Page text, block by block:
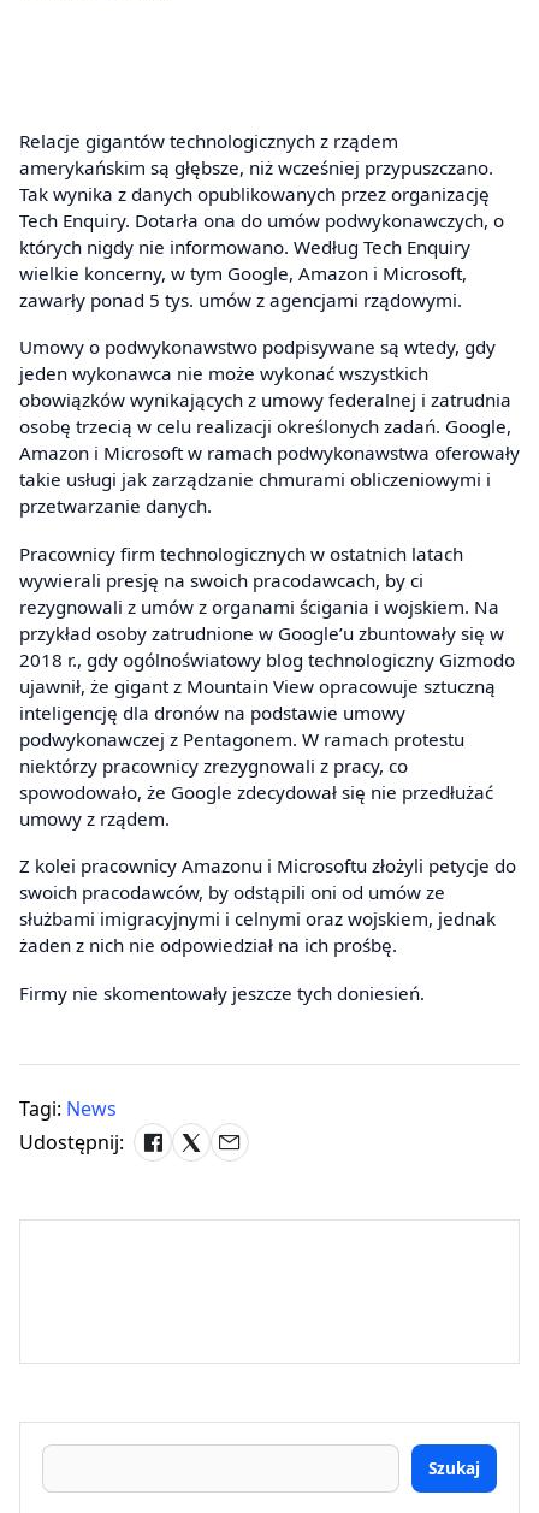
Relacje gigantów technologicznych z rządem
amerykańskim są głębsze, niż wcześniej przypuszczano.
Tak wynika z danych opublikowanych przez organizację
Tech Enquiry. Dotarła ona do umów podwykonawczych, o
których nigdy nie informowano. Według Tech Enquiry
wielkie koncerny, w tym Google, Amazon i Microsoft,
zawarły ponad 5 tys. umów z agencjami rządowymi.
Umowy o podwykonawstwo podpisywane są wtedy, gdy
jeden wykonawca nie może wykonać wszystkich
obowiązków wynikających z umowy federalnej i zatrudnia
osobę trzecią w celu realizacji określonych zadań. Google,
Amazon i Microsoft w ramach podwykonawstwa oferowały
takie usługi jak zarządzanie chmurami obliczeniowymi i
przetwarzanie danych.
Pracownicy firm technologicznych w ostatnich latach
wywierali presję na swoich pracodawcach, by ci
rezygnowali z umów z organami ścigania i wojskiem. Na
przykład osoby zatrudnione w Google’u zbuntowały się w
2018 r., gdy ogólnoświatowy blog technologiczny Gizmodo
ujawnił, że gigant z Mountain View opracowuje sztuczną
inteligencję dla dronów na podstawie umowy
podwykonawczej z Pentagonem. W ramach protestu
niektórzy pracownicy zrezygnowali z pracy, co
spowodowało, że Google zdecydował się nie przedłużać
umowy z rządem.
Z kolei pracownicy Amazonu i Microsoftu złożyli petycje do
swoich pracodawców, by odstąpili oni od umów ze
służbami imigracyjnymi i celnymi oraz wojskiem, jednak
żaden z nich nie odpowiedział na ich prośbę.
Firmy nie skomentowały jeszcze tych doniesień.
Tagi: News
Udostępnij:
Szukaj